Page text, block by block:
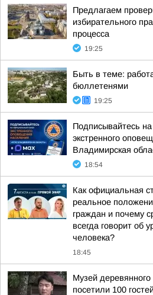
Предлагаем
избирательного
процесса
19:25
Быть в теме:
бюллетенями
19:25
Подписывайтесь
экстренного
Владимирская
18:54
Как официальная
реальное
граждан и почему
всегда говорит об
человека?
18:45
Музей
посетили 100